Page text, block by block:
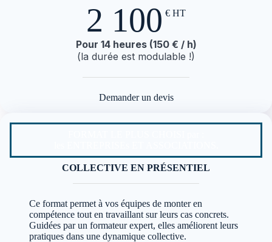
2 100 € HT
Pour 14 heures (150 € / h)
(la durée est modulable !)
Demander un devis
COLLECTIVE EN PRÉSENTIEL
Ce format permet à vos équipes de monter en
compétence tout en travaillant sur leurs cas concrets.
Guidées par un formateur expert, elles améliorent leurs
pratiques dans une dynamique collective.